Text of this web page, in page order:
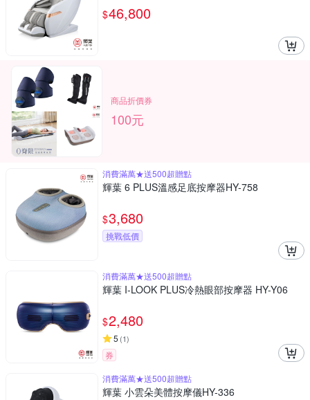
$46,800
商品折價券
100元
消費滿萬★送500超贈點
輝葉 6 PLUS溫感足底按摩器HY-758
$3,680
挑戰低價
消費滿萬★送500超贈點
輝葉 I-LOOK PLUS冷熱眼部按摩器 HY-Y06
$2,480
5 (1)
券
消費滿萬★送500超贈點
輝葉 小雲朵美體按摩儀HY-336